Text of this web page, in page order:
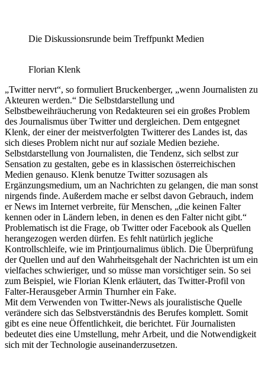
Die Diskussionsrunde beim Treffpunkt Medien
Florian Klenk
„Twitter nervt“, so formuliert Bruckenberger, „wenn Journalisten zu
Akteuren werden.“ Die Selbstdarstellung und
Selbstbeweihräucherung von Redakteuren sei ein großes Problem
des Journalismus über Twitter und dergleichen. Dem entgegnet
Klenk, der einer der meistverfolgten Twitterer des Landes ist, das
sich dieses Problem nicht nur auf soziale Medien beziehe.
Selbstdarstellung von Journalisten, die Tendenz, sich selbst zur
Sensation zu gestalten, gebe es in klassischen österreichischen
Medien genauso. Klenk benutze Twitter sozusagen als
Ergänzungsmedium, um an Nachrichten zu gelangen, die man sonst
nirgends finde. Außerdem mache er selbst davon Gebrauch, indem
er News im Internet verbreite, für Menschen, „die keinen Falter
kennen oder in Ländern leben, in denen es den Falter nicht gibt.“
Problematisch ist die Frage, ob Twitter oder Facebook als Quellen
herangezogen werden dürfen. Es fehlt natürlich jegliche
Kontrollschleife, wie im Printjournalimus üblich. Die Überprüfung
der Quellen und auf den Wahrheitsgehalt der Nachrichten ist um ein
vielfaches schwieriger, und so müsse man vorsichtiger sein. So sei
zum Beispiel, wie Florian Klenk erläutert, das Twitter-Profil von
Falter-Herausgeber Armin Thurnher ein Fake.
Mit dem Verwenden von Twitter-News als jouralistische Quelle
verändere sich das Selbstverständnis des Berufes komplett. Somit
gibt es eine neue Öffentlichkeit, die berichtet. Für Journalisten
bedeutet dies eine Umstellung, mehr Arbeit, und die Notwendigkeit
sich mit der Technologie auseinanderzusetzen.